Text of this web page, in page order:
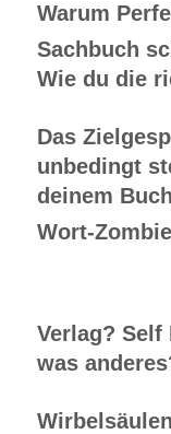
Warum
Sachbuch
Wie du die
Das
unbedingt
deinem
Wort-
Verlag? Self
was